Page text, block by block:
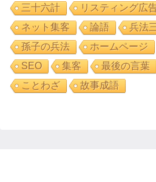
三十六計
リスティング広
ネット集客
論語 兵法
孫子の兵法
ホームページ
SEO
集客 最後の言葉
ことわざ
故事成語